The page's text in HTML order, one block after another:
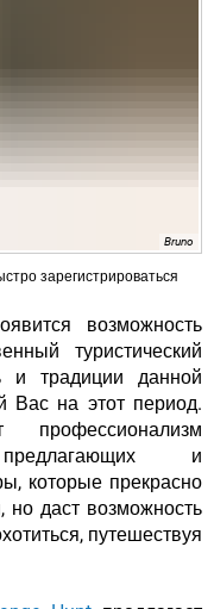
Bruno
зарегистрироваться
возможность
туристический
и традиции данной
Вас на этот период.
и
которые прекрасно
но даст возможность
путешествуя